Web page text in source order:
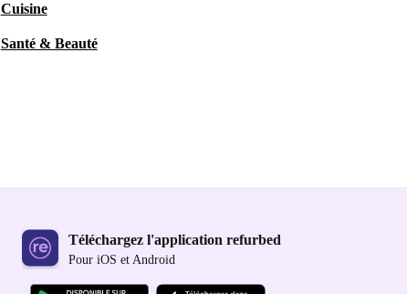
Cuisine
Santé & Beauté
Téléchargez l'application refurbed
Pour iOS et Android